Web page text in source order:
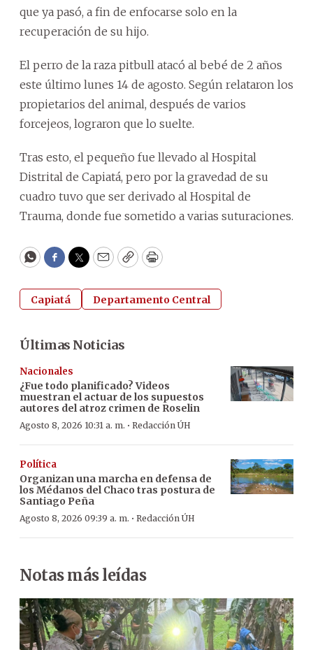
que ya pasó, a fin de enfocarse solo en la
recuperación de su hijo.
El perro de la raza pitbull atacó al bebé de 2 años
este último lunes 14 de agosto. Según relataron los
propietarios del animal, después de varios
forcejeos, lograron que lo suelte.
Tras esto, el pequeño fue llevado al Hospital
Distrital de Capiatá, pero por la gravedad de su
cuadro tuvo que ser derivado al Hospital de
Trauma, donde fue sometido a varias suturaciones.
WhatsApp
Facebook
Twitter
EmailCopyPrint
Capiatá Departamento Central
Últimas Noticias
Nacionales
¿Fue todo planificado? Videos
muestran el actuar de los supuestos
autores del atroz crimen de Roselin
Agosto 8, 2026 10:31 a. m. · Redacción ÚH
Política
Organizan una marcha en defensa de
los Médanos del Chaco tras postura de
Santiago Peña
Agosto 8, 2026 09:39 a. m. · Redacción ÚH
Notas más leídas